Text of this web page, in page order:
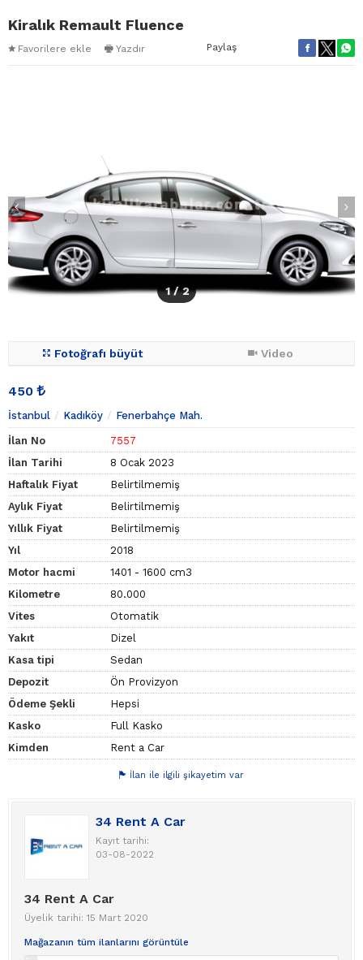
Kiralık Remault Fluence
Favorilere ekle Yazdır Paylaş
1/ 2
Fotoğrafı büyüt Video
450
İstanbul Kadıköy Fenerbahçe Mah.
İlan No
7557
İlan Tarihi
8 Ocak 2023
Haftalık Fiyat
Belirtilmemiş
Aylık Fiyat
Belirtilmemiş
Yıllık Fiyat
Belirtilmemiş
Yıl
2018
Motor hacmi
1401 - 1600 cm3
Kilometre
80.000
Vites
Otomatik
Yakıt
Dizel
Kasa tipi
Sedan
Depozit
Ön Provizyon
Ödeme Şekli
Hepsi
Kasko
Full Kasko
Kimden
Rent a Car
İlan ile ilgili şikayetim var
34 Rent A Car
Kayıt tarihi:
03-08-2022
34 Rent A Car
Üyelik tarihi: 15 Mart 2020
Mağazanın tüm ilanlarını görüntüle